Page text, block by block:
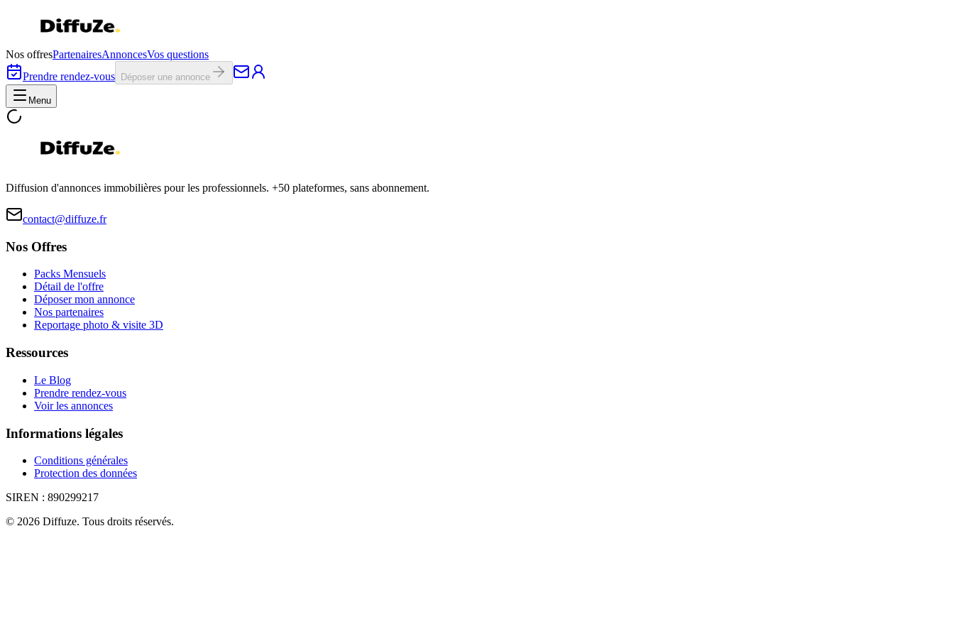
Nos offresPartenairesAnnoncesVos questions
Prendre rendez-vous
Déposer une annonce
Menu
Diffusion d'annonces immobilières pour les professionnels. +50 plateformes, sans abonnement.
contact@diffuze.fr
Nos Offres
Packs Mensuels
Détail de l'offre
Déposer mon annonce
Nos partenaires
Reportage photo & visite 3D
Ressources
Le Blog
Prendre rendez-vous
Voir les annonces
Informations légales
Conditions générales
Protection des données
SIREN : 890299217
© 2026 Diffuze. Tous droits réservés.